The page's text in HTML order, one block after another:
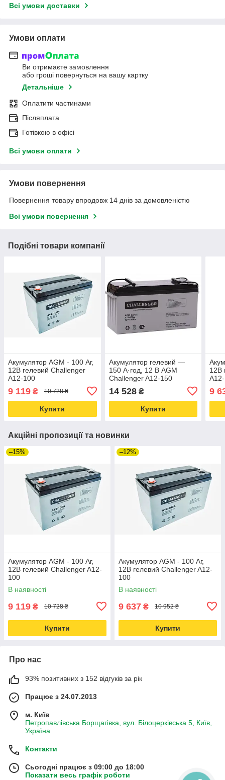
Всі умови доставки
Умови оплати
Ви отримаєте замовлення
або гроші повернуться на вашу картку
Детальніше
Оплатити частинами
Післяплата
Готівкою в офісі
Всі умови оплати
Умови повернення
Повернення товару впродовж 14 днів за домовленістю
Всі умови повернення
Подібні товари компанії
Акумулятор AGM - 100 Аг,
12В гелевий Challenger
A12-100
9 119 ₴ 10 728 ₴
Купити
Акумулятор гелевий —
150 А·год, 12 В AGM
Challenger A12-150
14 528₴
Купити
12В
9
Акційні пропозиції та новинки
–15%
Акумулятор AGM - 100 Аг,
12В гелевий Challenger A12-
100
В наявності
9 119 ₴ 10 728 ₴
Купити
–12%
Акумулятор AGM - 100 Аг,
12В гелевий Challenger A12-
100
В наявності
9 637 ₴ 10 952 ₴
Купити
Про нас
93% позитивних з 152 відгуків за рік
Працює з 24.07.2013
м. Київ
Петропавлівська Борщагівка, вул. Білоцерківська 5, Київ,
Україна
Контакти
Сьогодні працює з 09:00 до 18:00
Показати весь графік роботи